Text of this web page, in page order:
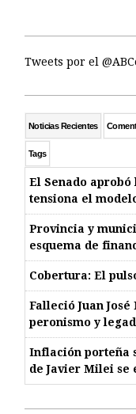
Tweets por el
Noticias Recientes
Tags
El Senado
tensiona el
Provincia y
esquema de
Cobertura: El
Falleció Juan
peronismo y
Inflación porteña
de Javier Milei se